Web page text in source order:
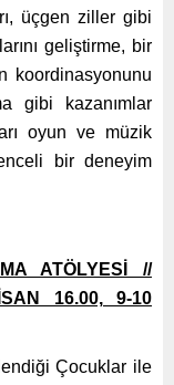
üçgen ziller gibi
geliştirme, bir
koordinasyonunu
gibi kazanımlar
oyun ve müzik
bir deneyim
ATÖLYESİ //
16.00, 9-10
Çocuklar ile